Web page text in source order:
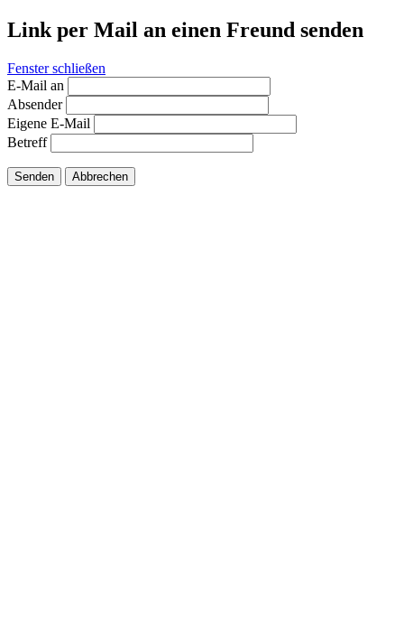
Link per Mail an einen Freund senden
Fenster schließen
E-Mail an
Absender
Eigene E-Mail
Betreff
Senden Abbrechen